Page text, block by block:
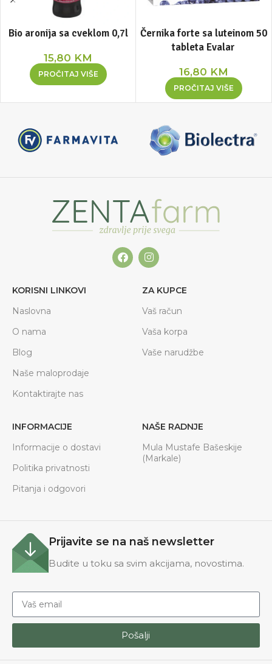
Bio aronija sa cveklom 0,7l
15,80 KM
PROČITAJ VIŠE
Černika forte sa luteinom 50
tableta Evalar
16,80 KM
PROČITAJ VIŠE
KORISNI LINKOVI
Naslovna
O nama
Blog
Naše maloprodaje
Kontaktirajte nas
ZA KUPCE
Vaš račun
Vaša korpa
Vaše narudžbe
INFORMACIJE
Informacije o dostavi
Politika privatnosti
Pitanja i odgovori
NAŠE RADNJE
Mula Mustafe Bašeskije
(Markale)
Prijavite se na naš newsletter
Budite u toku sa svim akcijama, novostima.
Pošalji